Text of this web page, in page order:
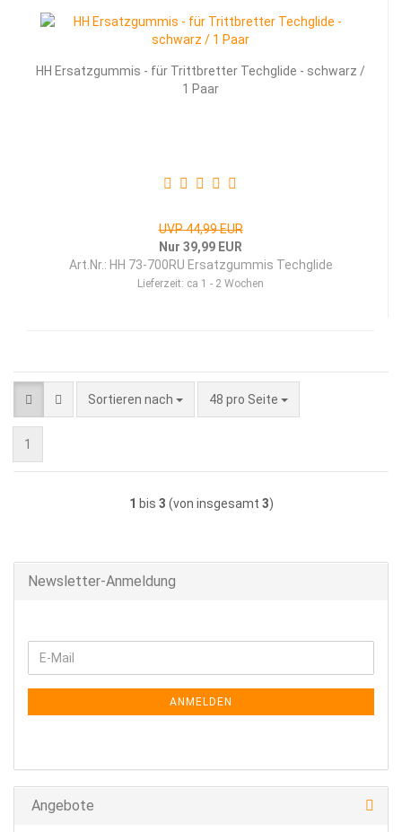
HH Ersatzgummis - für Trittbretter Techglide - schwarz /
1 Paar
UVP 44,99 EUR
Nur 39,99 EUR
Art.Nr.: HH 73-700RU Ersatzgummis Techglide
Lieferzeit: ca 1 - 2 Wochen
Sortieren nach
Sortieren nach 48 pro Seite
pro Seite
1
1 bis 3 (von insgesamt 3)
Newsletter-Anmeldung
ZUR
E-
Mail
ANMELDEN
Angebote